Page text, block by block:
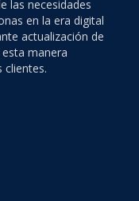
las necesidades
en la era digital
actualización de
manera
clientes.